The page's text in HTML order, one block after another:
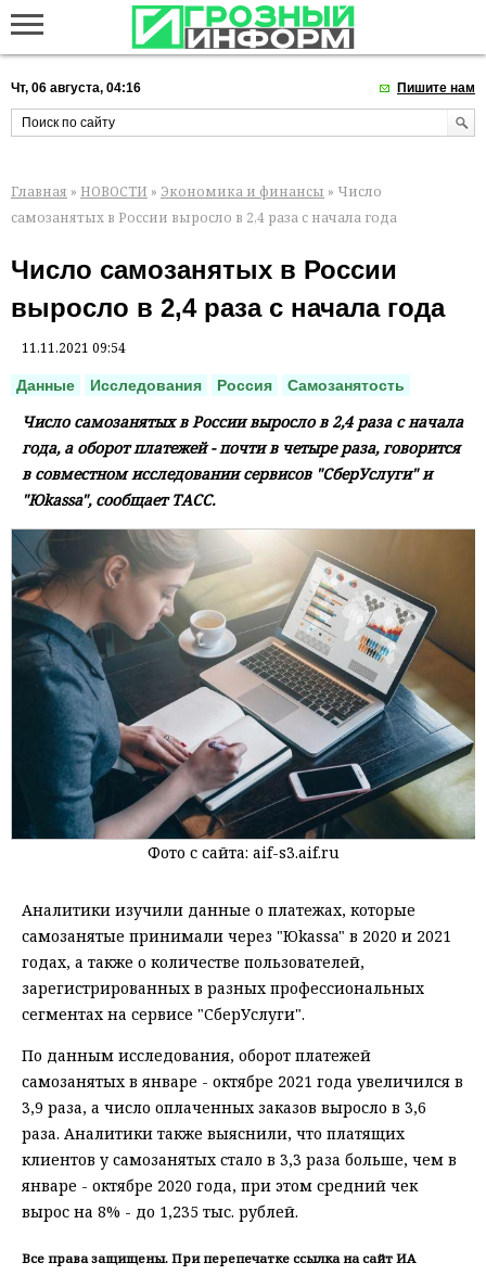
Чт, 06 августа, 04:16 Пишите нам
Главная » НОВОСТИ » Экономика и финансы » Число
самозанятых в России выросло в 2,4 раза с начала года
Число самозанятых в России
выросло в 2,4 раза с начала года
11.11.2021 09:54
Данные Исследования Россия Самозанятость
Число самозанятых в России выросло в 2,4 раза с начала
года, а оборот платежей - почти в четыре раза, говорится
в совместном исследовании сервисов "СберУслуги" и
"Юkassa", сообщает ТАСС.
Фото с сайта: aif-s3.aif.ru
Аналитики изучили данные о платежах, которые
самозанятые принимали через "Юkassa" в 2020 и 2021
годах, а также о количестве пользователей,
зарегистрированных в разных профессиональных
сегментах на сервисе "СберУслуги".
По данным исследования, оборот платежей
самозанятых в январе - октябре 2021 года увеличился в
3,9 раза, а число оплаченных заказов выросло в 3,6
раза. Аналитики также выяснили, что платящих
клиентов у самозанятых стало в 3,3 раза больше, чем в
январе - октябре 2020 года, при этом средний чек
вырос на 8% - до 1,235 тыс. рублей.
Все права защищены. При перепечатке ссылка на сайт ИА